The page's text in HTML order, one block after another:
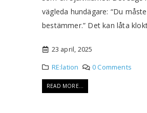
vägleda hundägare: “Du
bestämmer.” Det kan låta
23 april, 2025
RE:lation 0 Comments
READ MORE...